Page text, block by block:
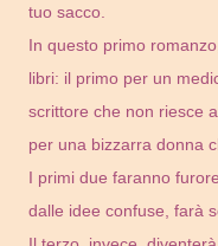
tuo sacco.
In questo primo
libri: il primo per un
scrittore che non riesce
per una bizzarra donna
I primi due faranno
dalle idee confuse, farà